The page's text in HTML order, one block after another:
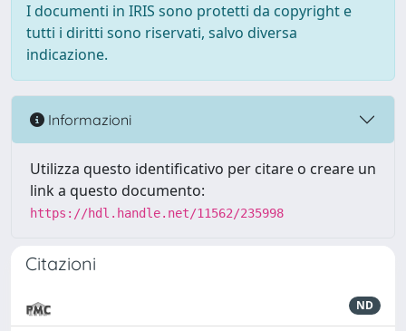
I documenti in IRIS sono protetti da copyright e
tutti i diritti sono riservati, salvo diversa
indicazione.
Informazioni
Utilizza questo identificativo per citare o creare un
link a questo documento:
https://hdl.handle.net/11562/235998
Citazioni
ND